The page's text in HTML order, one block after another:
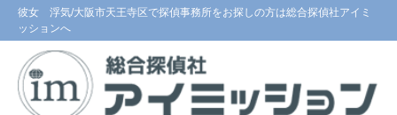
彼女 浮気/大阪市天王寺区で探偵事務所をお探しの方は総合探偵社アイミ
ッションへ